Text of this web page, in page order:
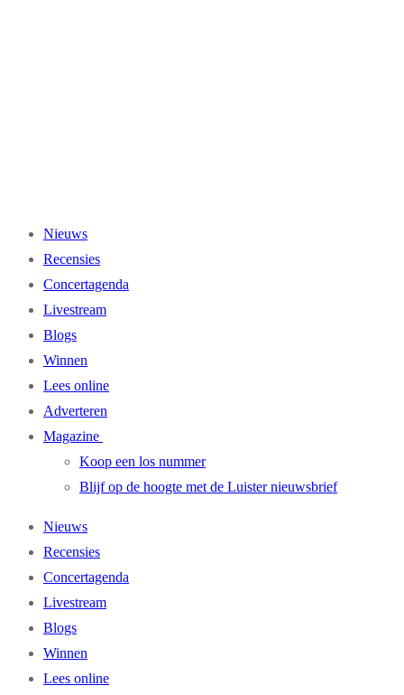
Nieuws
Recensies
Concertagenda
Livestream
Blogs
Winnen
Lees online
Adverteren
Magazine
Koop een los nummer
Blijf op de hoogte met de Luister nieuwsbrief
Nieuws
Recensies
Concertagenda
Livestream
Blogs
Winnen
Lees online